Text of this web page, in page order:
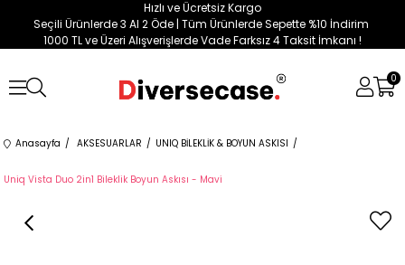
Hızlı ve Ücretsiz Kargo
Seçili Ürünlerde 3 Al 2 Öde | Tüm Ürünlerde Sepette %10 İndirim
1000 TL ve Üzeri Alışverişlerde Vade Farksız 4 Taksit İmkanı !
0
Anasayfa AKSESUARLAR UNIQ BİLEKLİK & BOYUN ASKISI
Uniq Vista Duo 2in1 Bileklik Boyun Askısı - Mavi